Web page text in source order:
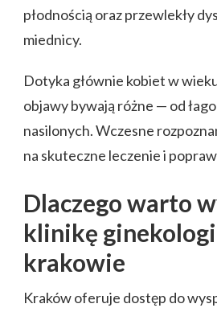
płodnością oraz przewlekły
miednicy.
Dotyka głównie kobiet w
objawy bywają różne — od
nasilonych. Wczesne
na skuteczne leczenie i
Dlaczego warto
klinikę
krakowie
Kraków oferuje dostęp do